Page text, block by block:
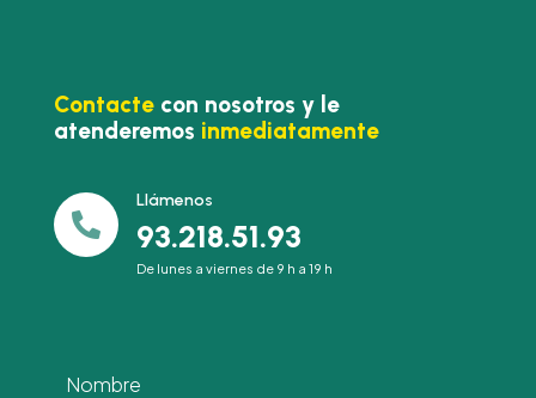
Contactecon nosotros y le
atenderemos inmediatamente

Llámenos
93.218.51.93
De lunes a viernes de 9 h a 19 h
Nombre